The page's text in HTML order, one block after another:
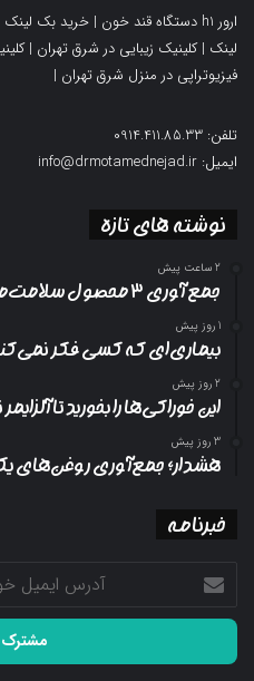
ارور h1 دستگاه قند خون | خرید بک لینک
لینک |کلینیک زیبایی در شرق تهران |
فیزیوتراپی در منزل شرق تهران |
تلفن: 0914.411.85.33
ایمیل: info@drmotamednejad.ir
نوشته های تازه
2 ساعت پیش
جمع آوری ۳ محصول سلامت‌محور از بازار/ اسامی
1 روز پیش
بیماری‌ای که کسی فکر
2 روز پیش
این خوراکی‌ها را بخورید تا
3 روز پیش
هشدار؛ جمع‌آوری روغن‌های یک
خبرنامه
آدرس
ایمیل
خود
وارد